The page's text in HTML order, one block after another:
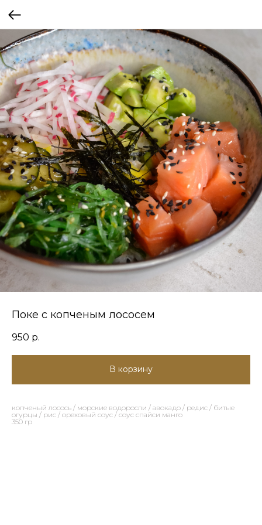
Поке с копченым лососем
950 р.
В корзину
копченый лосось / морские водоросли / авокадо / редис / битые
огурцы / рис / ореховый соус / соус спайси манго
350 гр